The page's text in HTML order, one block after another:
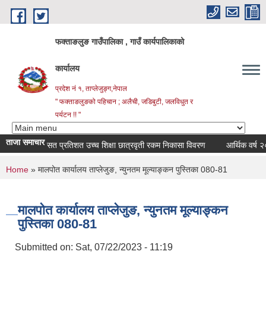
Skip to main content
फक्ताङलुङ गाउँपालिका , गाउँ कार्यपालिकाको
कार्यालय
प्रदेश नं १, ताप्लेजुङ्ग,नेपाल
" फक्ताङलुङको पहिचान ; अलैची, जडिबुटी, जलविधुत र
पर्यटन !! "
ताजा समाचारसत प्रतिशत उच्च शिक्षा छात्रवृती रकम निकासा विवरण आर्थिक वर्ष
You are here
Home » मालपोत कार्यालय ताप्लेजुङ, न्युनतम मूल्याङ्कन पुस्तिका 080-81
मालपोत कार्यालय ताप्लेजुङ, न्युनतम मूल्याङ्कन
पुस्तिका 080-81
Submitted on: Sat, 07/22/2023 - 11:19